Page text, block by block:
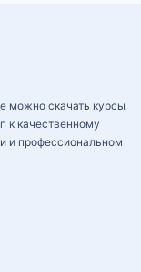
можно скачать курсы
к качественному
и профессиональном